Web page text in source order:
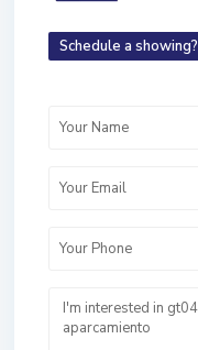
Schedule a showing?